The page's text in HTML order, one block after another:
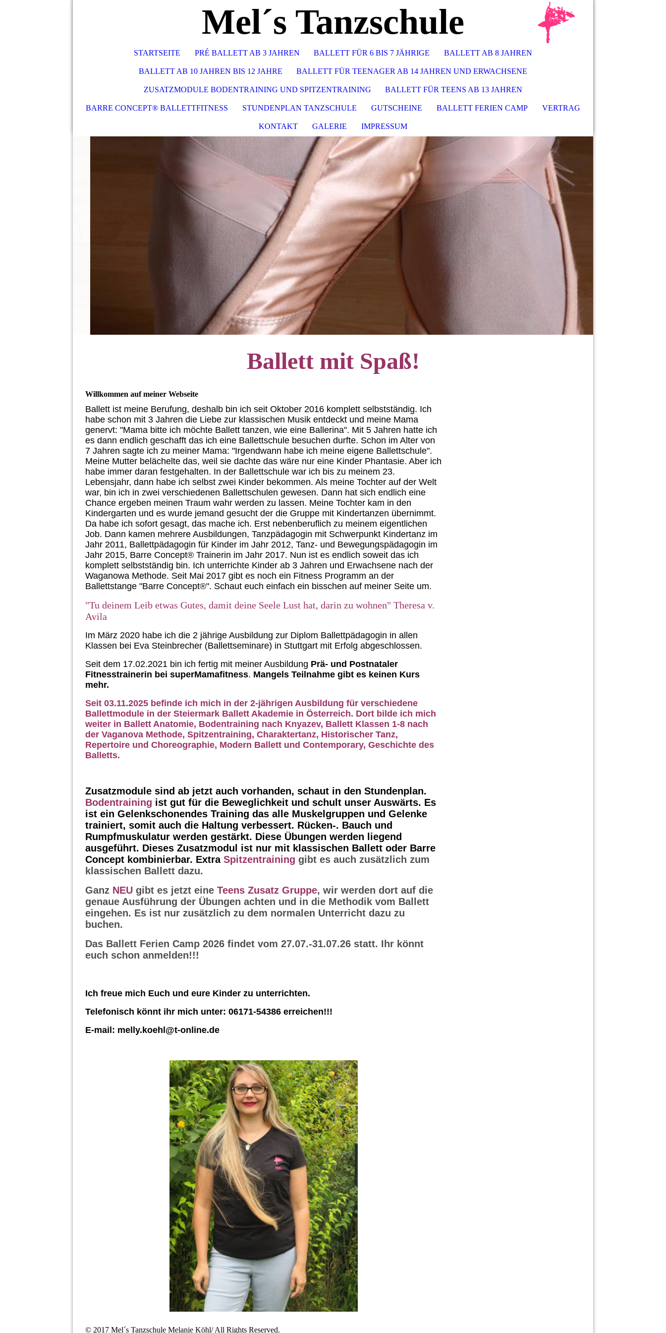
Mel´s Tanzschule
STARTSEITE PRÉ BALLETT AB 3 JAHREN BALLETT FÜR 6 BIS 7 JÄHRIGE BALLETT AB 8 JAHREN
BALLETT AB 10 JAHREN BIS 12 JAHRE BALLETT FÜR TEENAGER AB 14 JAHREN UND ERWACHSENE
ZUSATZMODULE BODENTRAINING UND SPITZENTRAINING BALLETT FÜR TEENS AB 13 JAHREN
BARRE CONCEPT® BALLETTFITNESS STUNDENPLAN TANZSCHULE GUTSCHEINE BALLETT FERIEN CAMP VERTRAG
KONTAKT GALERIE IMPRESSUM
Ballett mit Spaß!
Willkommen auf meiner Webseite
Ballett ist meine Berufung, deshalb bin ich seit Oktober 2016 komplett selbstständig. Ich
habe schon mit 3 Jahren die Liebe zur klassischen Musik entdeckt und meine Mama
genervt: "Mama bitte ich möchte Ballett tanzen, wie eine Ballerina". Mit 5 Jahren hatte ich
es dann endlich geschafft das ich eine Ballettschule besuchen durfte. Schon im Alter von
7 Jahren sagte ich zu meiner Mama: "Irgendwann habe ich meine eigene Ballettschule".
Meine Mutter belächelte das, weil sie dachte das wäre nur eine Kinder Phantasie. Aber ich
habe immer daran festgehalten. In der Ballettschule war ich bis zu meinem 23.
Lebensjahr, dann habe ich selbst zwei Kinder bekommen. Als meine Tochter auf der Welt
war, bin ich in zwei verschiedenen Ballettschulen gewesen. Dann hat sich endlich eine
Chance ergeben meinen Traum wahr werden zu lassen. Meine Tochter kam in den
Kindergarten und es wurde jemand gesucht der die Gruppe mit Kindertanzen übernimmt.
Da habe ich sofort gesagt, das mache ich. Erst nebenberuflich zu meinem eigentlichen
Job. Dann kamen mehrere Ausbildungen, Tanzpädagogin mit Schwerpunkt Kindertanz im
Jahr 2011, Ballettpädagogin für Kinder im Jahr 2012, Tanz- und Bewegungspädagogin im
Jahr 2015, Barre Concept® Trainerin im Jahr 2017. Nun ist es endlich soweit das ich
komplett selbstständig bin. Ich unterrichte Kinder ab 3 Jahren und Erwachsene nach der
Waganowa Methode. Seit Mai 2017 gibt es noch ein Fitness Programm an der
Ballettstange "Barre Concept®". Schaut euch einfach ein bisschen auf meiner Seite um.
"Tu deinem Leib etwas Gutes, damit deine Seele Lust hat, darin zu wohnen" Theresa v.
Avila
Im März 2020 habe ich die 2 jährige Ausbildung zur Diplom Ballettpädagogin in allen
Klassen bei Eva Steinbrecher (Ballettseminare) in Stuttgart mit Erfolg abgeschlossen.
Seit dem 17.02.2021 bin ich fertig mit meiner Ausbildung Prä- und Postnataler
Fitnesstrainerin bei superMamafitness. Mangels Teilnahme gibt es keinen Kurs
mehr.
Seit 03.11.2025 befinde ich mich in der 2-jährigen Ausbildung für verschiedene
Ballettmodule in der Steiermark Ballett Akademie in Österreich. Dort bilde ich mich
weiter in Ballett Anatomie, Bodentraining nach Knyazev, Ballett Klassen 1-8 nach
der Vaganova Methode, Spitzentraining, Charaktertanz, Historischer Tanz,
Repertoire und Choreographie, Modern Ballett und Contemporary, Geschichte des
Balletts.
Zusatzmodule sind ab jetzt auch vorhanden, schaut in den Stundenplan.
Bodentraining ist gut für die Beweglichkeit und schult unser Auswärts. Es
ist ein Gelenkschonendes Training das alle Muskelgruppen und Gelenke
trainiert, somit auch die Haltung verbessert. Rücken-. Bauch und
Rumpfmuskulatur werden gestärkt. Diese Übungen werden liegend
ausgeführt. Dieses Zusatzmodul ist nur mit klassischen Ballett oder Barre
Concept kombinierbar. Extra Spitzentraining gibt es auch zusätzlich zum
klassischen Ballett dazu.
Ganz NEU gibt es jetzt eine Teens Zusatz Gruppe, wir werden dort auf die
genaue Ausführung der Übungen achten und in die Methodik vom Ballett
eingehen. Es ist nur zusätzlich zu dem normalen Unterricht dazu zu
buchen.
Das Ballett Ferien Camp 2026 findet vom 27.07.-31.07.26 statt. Ihr könnt
euch schon anmelden!!!
Ich freue mich Euch und eure Kinder zu unterrichten.
Telefonisch könnt ihr mich unter: 06171-54386 erreichen!!!
E-mail: melly.koehl@t-online.de
© 2017 Mel´s Tanzschule Melanie Köhl/ All Rights Reserved.